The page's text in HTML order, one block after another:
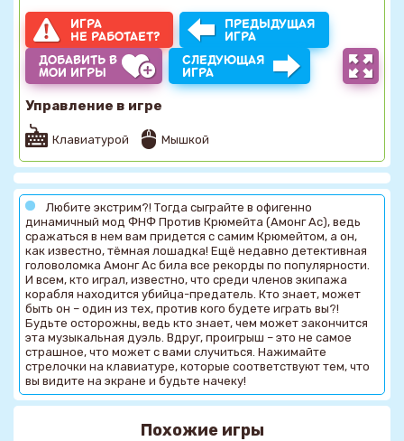
ИГРА
НЕ РАБОТАЕТ?
ПРЕДЫДУЩАЯ
ИГРА
ДОБАВИТЬ В
МОИ ИГРЫ
СЛЕДУЮЩАЯ
ИГРА
Управление в игре
Клавиатурой Мышкой
Любите экстрим?! Тогда сыграйте в офигенно
динамичный мод ФНФ Против Крюмейта (Амонг Ас), ведь
сражаться в нем вам придется c самим Крюмейтом, а он,
как известно, тёмная лошадка! Ещё недавно детективная
головоломка Амонг Ас била все рекорды по популярности.
И всем, кто играл, известно, что среди членов экипажа
корабля находится убийца-предатель. Кто знает, может
быть он – один из тех, против кого будете играть вы?!
Будьте осторожны, ведь кто знает, чем может закончится
эта музыкальная дуэль. Вдруг, проигрыш – это не самое
страшное, что может с вами случиться. Нажимайте
стрелочки на клавиатуре, которые соответствуют тем, что
вы видите на экране и будьте начеку!
Похожие игры